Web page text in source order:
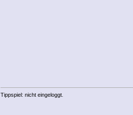
Tippspiel: nicht eingeloggt.